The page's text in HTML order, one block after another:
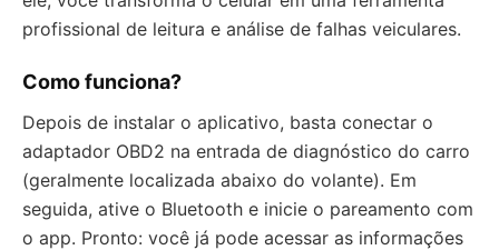
profissional de leitura e análise de falhas veiculares.
Como funciona?
Depois de instalar o aplicativo, basta conectar o
adaptador OBD2 na entrada de diagnóstico do carro
(geralmente localizada abaixo do volante). Em
seguida, ative o Bluetooth e inicie o pareamento com
o app. Pronto: você já pode acessar as informações